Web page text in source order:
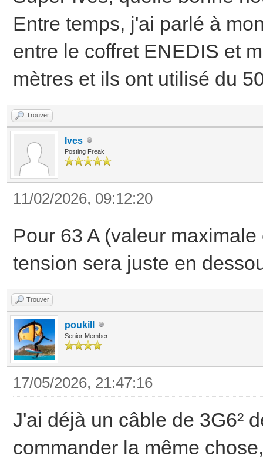
Entre temps, j'ai parlé à
entre le coffret ENEDIS et
mètres et ils ont utilisé du
Trouver
Ives
Posting Freak
11/02/2026, 09:12:20
Pour 63 A (valeur
tension sera juste en
Trouver
poukill
Senior Member
17/05/2026, 21:47:16
J'ai déjà un câble de 3G6²
commander la même